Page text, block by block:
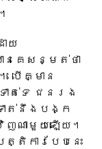
យ
គេសន្មត់ថា
បើគ្មាន
ត់ទេ ជនរង
ទាត់នឹងបង្ក
ញណាមួយឡើយ។
ារបែបនេះ